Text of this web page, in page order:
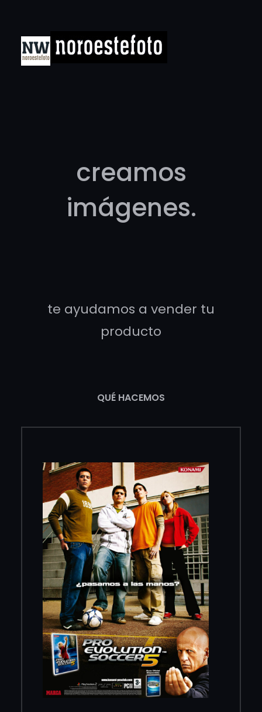
contenido
creamos
imágenes.
te ayudamos a vender tu
producto
QUÉ HACEMOS